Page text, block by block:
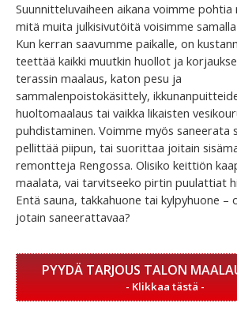
Suunnitteluvaiheen aikana voimme pohtia
mitä muita julkisivutöitä voisimme
Kun kerran saavumme paikalle, on
teettää kaikki muutkin huollot ja
terassin maalaus, katon pesu ja
sammalenpoistokäsittely,
huoltomaalaus tai vaikka likaisten
puhdistaminen. Voimme myös saneerata
pellittää piipun, tai suorittaa joitain
remontteja Rengossa. Olisiko keittiön
maalata, vai tarvitseeko pirtin puulattiat
Entä sauna, takkahuone tai kylpyhuone –
jotain saneerattavaa?
PYYDÄ TARJOUS TALON